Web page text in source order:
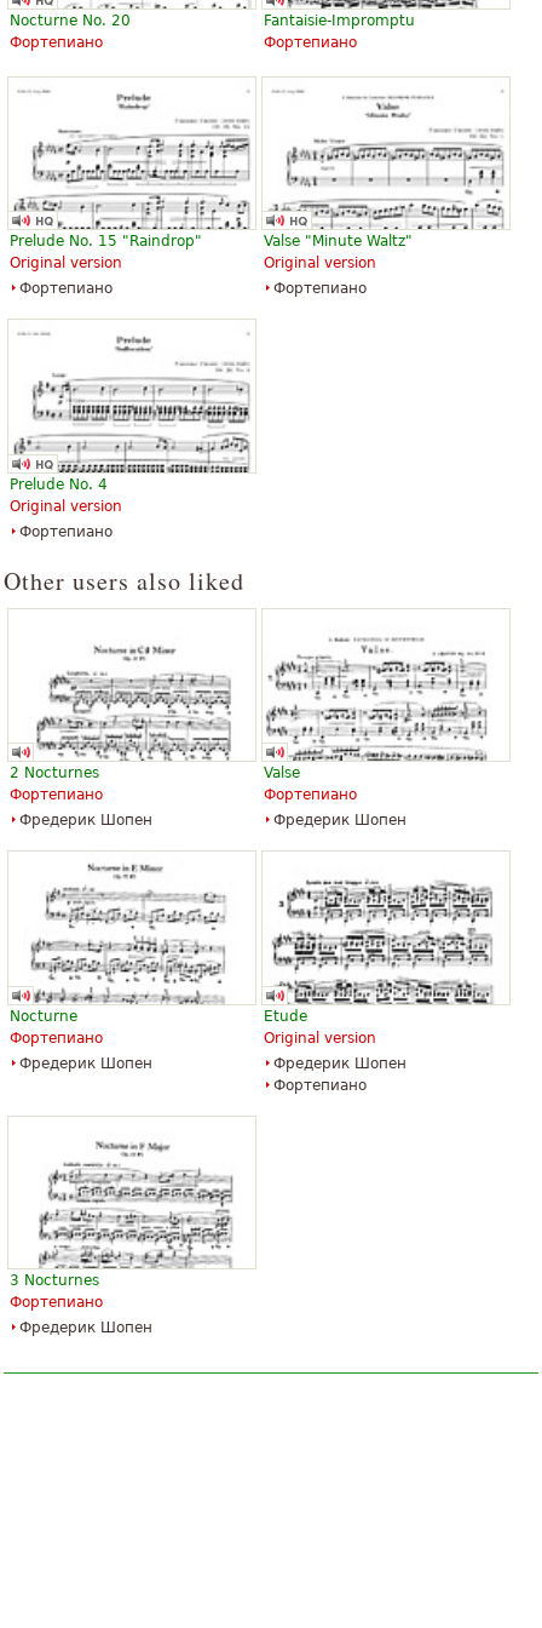
«Очень хорошая песня .. Это действительно один из моих
фаворитов этого великого мастера Шопена»
Смотреть все (80)
Nocturne No. 20
Фортепиано
Fantaisie-Impromptu
Фортепиано
Prelude No. 15 "Raindrop"
Original version
Фортепиано
Valse "Minute Waltz"
Original version
Фортепиано
Prelude No. 4
Original version
Фортепиано
Other users also liked
2 Nocturnes
Фортепиано
Фредерик Шопен
Valse
Фортепиано
Фредерик Шопен
Nocturne
Фортепиано
Фредерик Шопен
Etude
Original version
Фредерик Шопен
Фортепиано
3 Nocturnes
Фортепиано
Фредерик Шопен